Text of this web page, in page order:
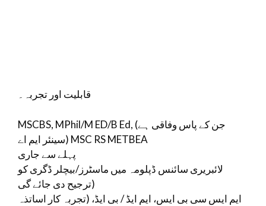
قابلیت اور تجربہ۔
MSCBS, MPhil/M ED/B Ed, (جن کے پاس وفاقی ہے
(سینئر ایم اے MSC RS METBEA
پہلے سے جاری
لائبریری سائنس ڈپلومہ میں ماسٹرز/بیچلر ڈگری کو
ترجیح دی جائے گی)
ایم ایس سی بی ایس، ایم ایڈ / بی ایڈ، (تجربہ کار اساتذہ